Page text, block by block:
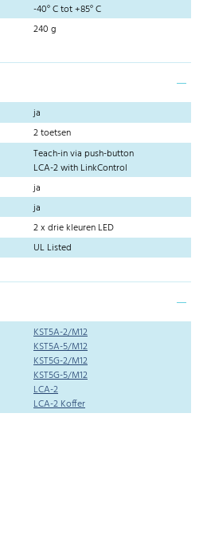
-40° C tot +85° C
240 g
ja
2 toetsen
Teach-in via push-button
LCA-2 with LinkControl
ja
ja
2 x drie kleuren LED
UL Listed
KST5A-2/M12
KST5A-5/M12
KST5G-2/M12
KST5G-5/M12
LCA-2
LCA-2 Koffer